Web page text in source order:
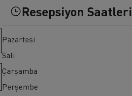
Renault Trucks K
Red EDITION
Resepsiyon Saatleri
Pazartesi
Salı
Çarşamba
Perşembe